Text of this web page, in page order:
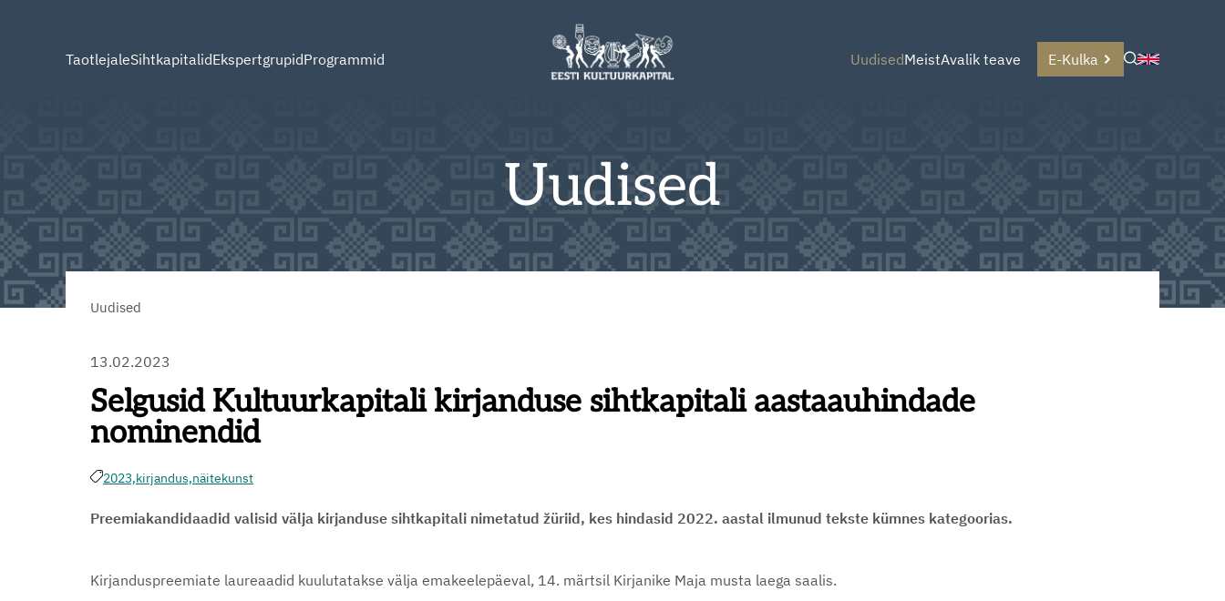
TaotlejaleSihtkapitalidEkspertgrupidProgrammid UudisedMeistAvalik teave E-Kulka
Uudised
Uudised
13.02.2023
Selgusid Kultuurkapitali kirjanduse sihtkapitali aastaauhindade
nominendid
2023,kirjandus,näitekunst
Preemiakandidaadid valisid välja kirjanduse sihtkapitali nimetatud žüriid, kes hindasid 2022. aastal ilmunud tekste kümnes kategoorias.
Kirjanduspreemiate laureaadid kuulutatakse välja emakeelepäeval, 14. märtsil Kirjanike Maja musta laega saalis.